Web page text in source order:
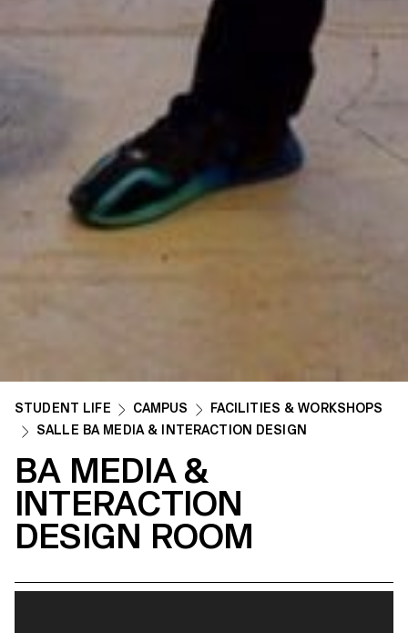
STUDENT LIFE CAMPUS
FACILITIES & WORKSHOPS
SALLE BA MEDIA & INTERACTION DESIGN
BA MEDIA &
INTERACTION
DESIGN ROOM